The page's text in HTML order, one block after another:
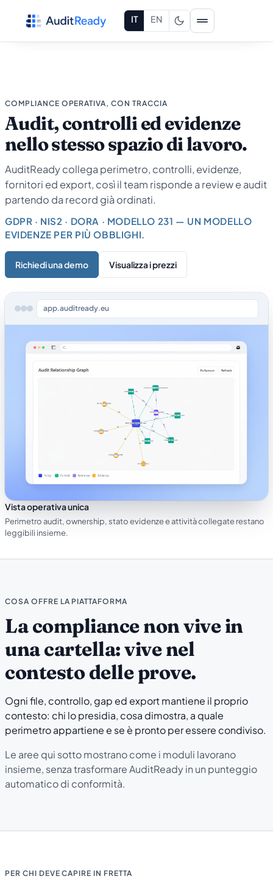
IT EN
COMPLIANCE OPERATIVA, CON TRACCIA
Audit, controlli ed evidenze
nello stesso spazio di lavoro.
AuditReady collega perimetro, controlli, evidenze,
fornitori ed export, così il team risponde a review e audit
partendo da record già ordinati.
GDPR · NIS2 · DORA · MODELLO 231 — UN MODELLO
EVIDENZE PER PIÙ OBBLIGHI.
Richiedi una demo Visualizza i prezzi
app.auditready.eu
Vista operativa unica
Perimetro audit, ownership, stato evidenze e attività collegate restano
leggibili insieme.
COSA OFFRE LA PIATTAFORMA
La compliance non vive in
una cartella: vive nel
contesto delle prove.
Ogni file, controllo, gap ed export mantiene il proprio
contesto: chi lo presidia, cosa dimostra, a quale
perimetro appartiene e se è pronto per essere condiviso.
Le aree qui sotto mostrano come i moduli lavorano
insieme, senza trasformare AuditReady in un punteggio
automatico di conformità.
PER CHI DEVE CAPIRE IN FRETTA